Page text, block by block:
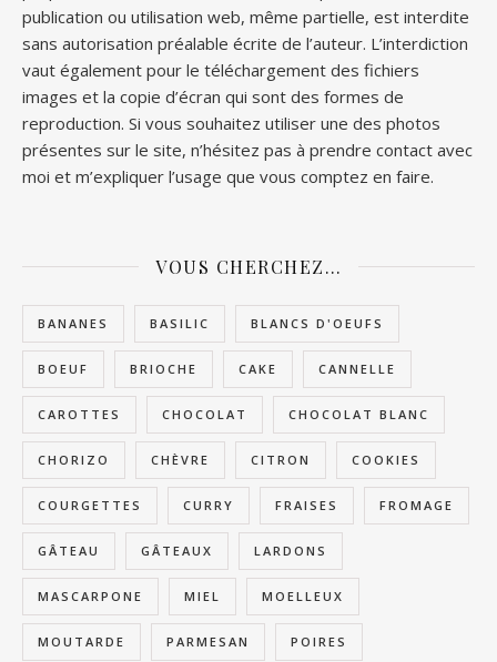
publication ou utilisation web, même partielle, est interdite
sans autorisation préalable écrite de l’auteur. L’interdiction
vaut également pour le téléchargement des fichiers
images et la copie d’écran qui sont des formes de
reproduction. Si vous souhaitez utiliser une des photos
présentes sur le site, n’hésitez pas à prendre contact avec
moi et m’expliquer l’usage que vous comptez en faire.
VOUS CHERCHEZ…
BANANES BASILIC BLANCS D'OEUFS
BOEUF BRIOCHE CAKE CANNELLE
CAROTTES CHOCOLAT CHOCOLAT BLANC
CHORIZO CHÈVRE CITRON COOKIES
COURGETTES CURRY FRAISES FROMAGE
GÂTEAU GÂTEAUX LARDONS
MASCARPONE MIEL MOELLEUX
MOUTARDE PARMESAN POIRES